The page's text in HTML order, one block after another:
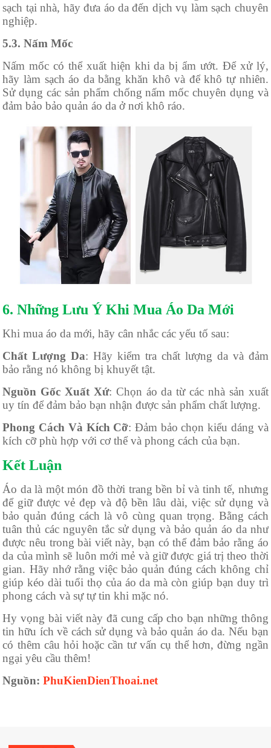
sạch tại nhà, hãy đưa áo da đến dịch vụ làm sạch chuyên
nghiệp.
5.3. Nấm Mốc
Nấm mốc có thể xuất hiện khi da bị ẩm ướt. Để xử lý,
hãy làm sạch áo da bằng khăn khô và để khô tự nhiên.
Sử dụng các sản phẩm chống nấm mốc chuyên dụng và
đảm bảo bảo quản áo da ở nơi khô ráo.
6. Những Lưu Ý Khi Mua Áo Da Mới
Khi mua áo da mới, hãy cân nhắc các yếu tố sau:
Chất Lượng Da: Hãy kiểm tra chất lượng da và đảm
bảo rằng nó không bị khuyết tật.
Nguồn Gốc Xuất Xứ: Chọn áo da từ các nhà sản xuất
uy tín để đảm bảo bạn nhận được sản phẩm chất lượng.
Phong Cách Và Kích Cỡ: Đảm bảo chọn kiểu dáng và
kích cỡ phù hợp với cơ thể và phong cách của bạn.
Kết Luận
Áo da là một món đồ thời trang bền bỉ và tinh tế, nhưng
để giữ được vẻ đẹp và độ bền lâu dài, việc sử dụng và
bảo quản đúng cách là vô cùng quan trọng. Bằng cách
tuân thủ các nguyên tắc sử dụng và bảo quản áo da như
được nêu trong bài viết này, bạn có thể đảm bảo rằng áo
da của mình sẽ luôn mới mẻ và giữ được giá trị theo thời
gian. Hãy nhớ rằng việc bảo quản đúng cách không chỉ
giúp kéo dài tuổi thọ của áo da mà còn giúp bạn duy trì
phong cách và sự tự tin khi mặc nó.
Hy vọng bài viết này đã cung cấp cho bạn những thông
tin hữu ích về cách sử dụng và bảo quản áo da. Nếu bạn
có thêm câu hỏi hoặc cần tư vấn cụ thể hơn, đừng ngần
ngại yêu cầu thêm!
Nguồn:PhuKienDienThoai.net